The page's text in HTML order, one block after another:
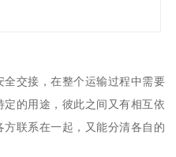
交接，在整个运输过程中需要
的用途，彼此之间又有相互依
联系在一起，又能分清各自的